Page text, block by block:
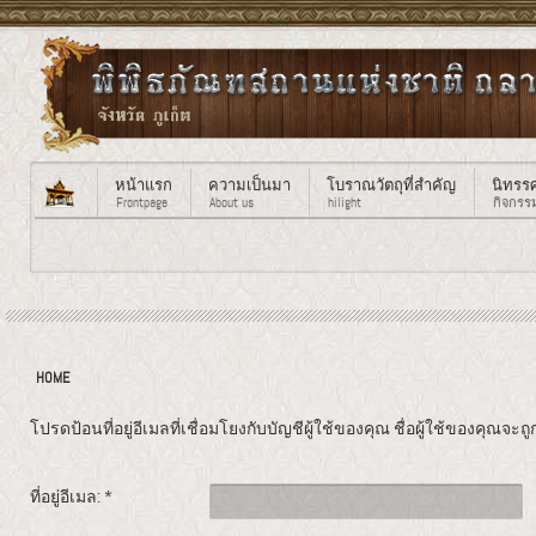
หน้าแรก
Frontpage
ความเป็นมา
About us
โบราณวัตถุที่สำคัญ
hilight
นิทรร
กิจกรร
HOME
โปรดป้อนที่อยู่อีเมลที่เชื่อมโยงกับบัญชีผู้ใช้ของคุณ ชื่อผู้ใช้ของคุณจะถู
ที่อยู่อีเมล: *